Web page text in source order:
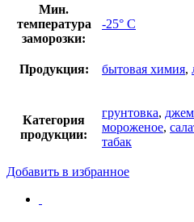
Мин.
температура
заморозки:
-25° C
Продукция: бытовая химия,
Категория
продукции:
грунтовка,
мороженое,
табак
Добавить в избранное